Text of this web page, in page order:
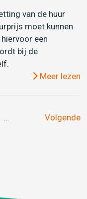
van de huur
moet kunnen
een
bij de
Meer lezen
… Volgende